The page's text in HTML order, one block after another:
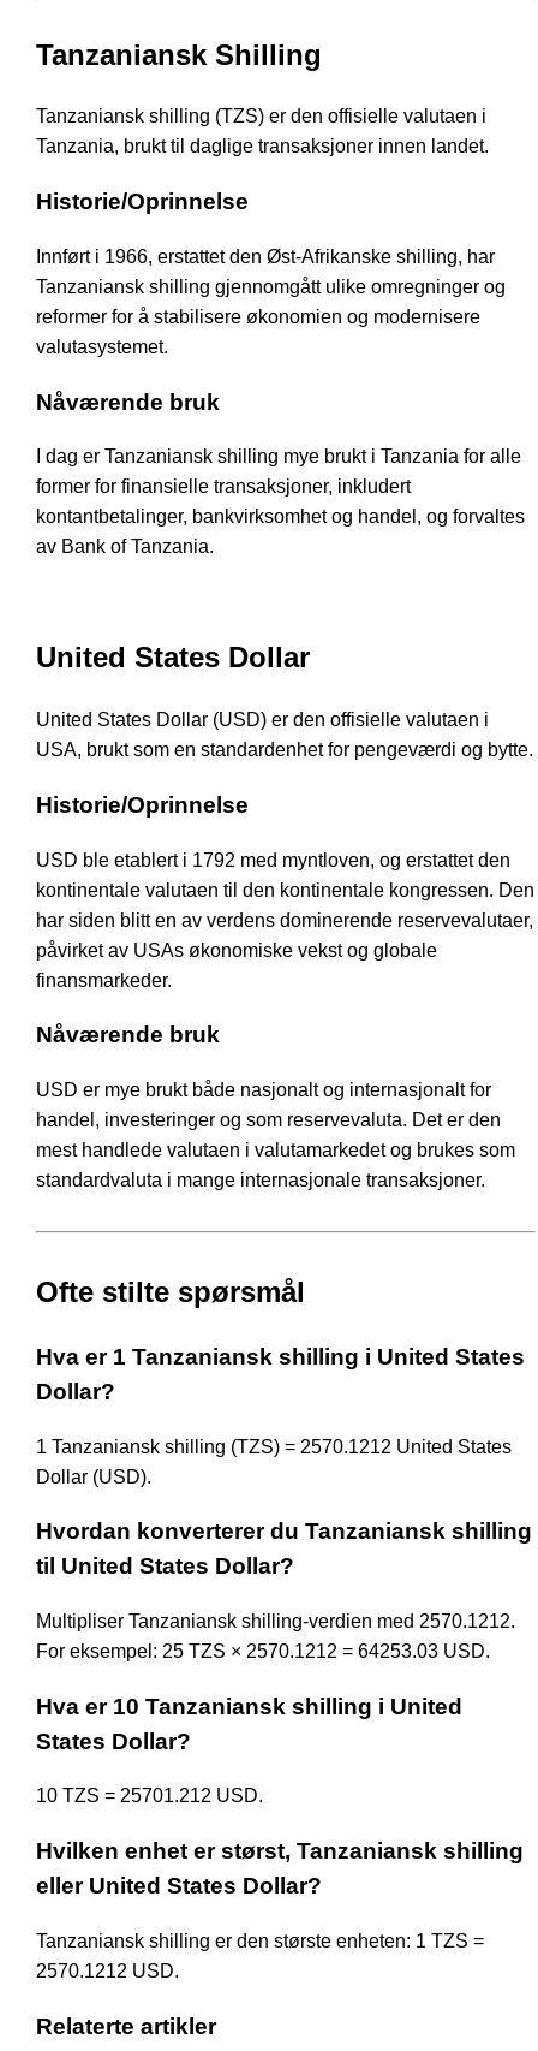
Tanzaniansk Shilling
Tanzaniansk shilling (TZS) er den offisielle valutaen i
Tanzania, brukt til daglige transaksjoner innen landet.
Historie/Oprinnelse
Innført i 1966, erstattet den Øst-Afrikanske shilling, har
Tanzaniansk shilling gjennomgått ulike omregninger og
reformer for å stabilisere økonomien og modernisere
valutasystemet.
Nåværende bruk
I dag er Tanzaniansk shilling mye brukt i Tanzania for alle
former for finansielle transaksjoner, inkludert
kontantbetalinger, bankvirksomhet og handel, og forvaltes
av Bank of Tanzania.
United States Dollar
United States Dollar (USD) er den offisielle valutaen i
USA, brukt som en standardenhet for pengeværdi og bytte.
Historie/Oprinnelse
USD ble etablert i 1792 med myntloven, og erstattet den
kontinentale valutaen til den kontinentale kongressen. Den
har siden blitt en av verdens dominerende reservevalutaer,
påvirket av USAs økonomiske vekst og globale
finansmarkeder.
Nåværende bruk
USD er mye brukt både nasjonalt og internasjonalt for
handel, investeringer og som reservevaluta. Det er den
mest handlede valutaen i valutamarkedet og brukes som
standardvaluta i mange internasjonale transaksjoner.
Ofte stilte spørsmål
Hva er 1 Tanzaniansk shilling i United States
Dollar?
1 Tanzaniansk shilling (TZS) = 2570.1212 United States
Dollar (USD).
Hvordan konverterer du Tanzaniansk shilling
til United States Dollar?
Multipliser Tanzaniansk shilling-verdien med 2570.1212.
For eksempel: 25 TZS × 2570.1212 = 64253.03 USD.
Hva er 10 Tanzaniansk shilling i United
States Dollar?
10 TZS = 25701.212 USD.
Hvilken enhet er størst, Tanzaniansk shilling
eller United States Dollar?
Tanzaniansk shilling er den største enheten: 1 TZS =
2570.1212 USD.
Relaterte artikler